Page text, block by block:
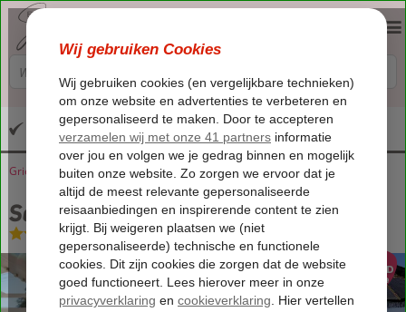
Altijd inclusief huurauto
Home
Griekenland Kreta Agia Pelagia Salt Suites
Salt Suites
Logies-Hotel